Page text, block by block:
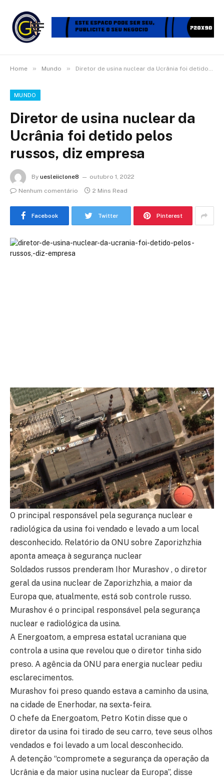
Home » Mundo » Diretor de usina nuclear da Ucrânia foi detido pelos russos, diz empresa
MUNDO
Diretor de usina nuclear da
Ucrânia foi detido pelos
russos, diz empresa
By uesleiiclone8
outubro 1, 2022
Nenhum comentário
2 Mins Read
Facebook Twitter Pinterest
O principal responsável pela segurança nuclear e
radiológica da usina foi vendado e levado a um local
desconhecido. Relatório da ONU sobre Zaporizhzhia
aponta ameaça à segurança nuclear
Soldados russos prenderam Ihor Murashov , o diretor
geral da usina nuclear de Zaporizhzhia, a maior da
Europa que, atualmente, está sob controle russo.
Murashov é o principal responsável pela segurança
nuclear e radiológica da usina.
A Energoatom, a empresa estatal ucraniana que
controla a usina que revelou que o diretor tinha sido
preso. A agência da ONU para energia nuclear pediu
esclarecimentos.
Murashov foi preso quando estava a caminho da usina,
na cidade de Enerhodar, na sexta-feira.
O chefe da Energoatom, Petro Kotin disse que o
diretor da usina foi tirado de seu carro, teve seus olhos
vendados e foi levado a um local desconhecido.
A detenção “compromete a segurança da operação da
Ucrânia e da maior usina nuclear da Europa”, disse